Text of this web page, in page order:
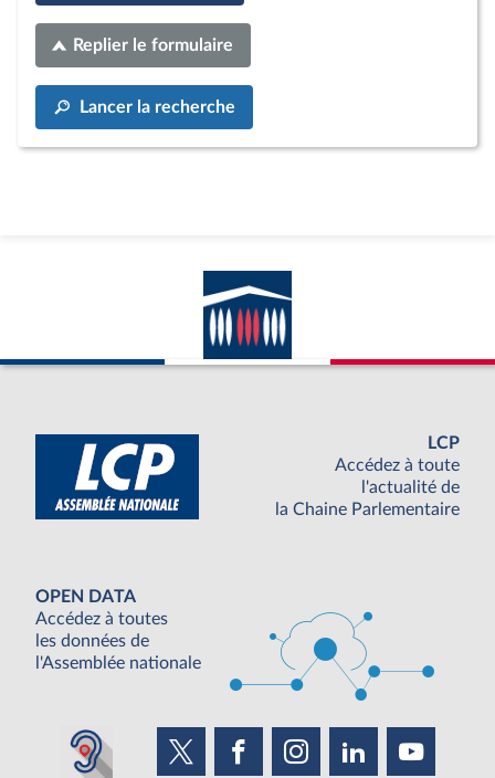
Replier le formulaire
Lancer la recherche
LCP
Accédez à toute
l'actualité de
la Chaine Parlementaire
OPEN DATA
Accédez à toutes
les données de
l'Assemblée nationale